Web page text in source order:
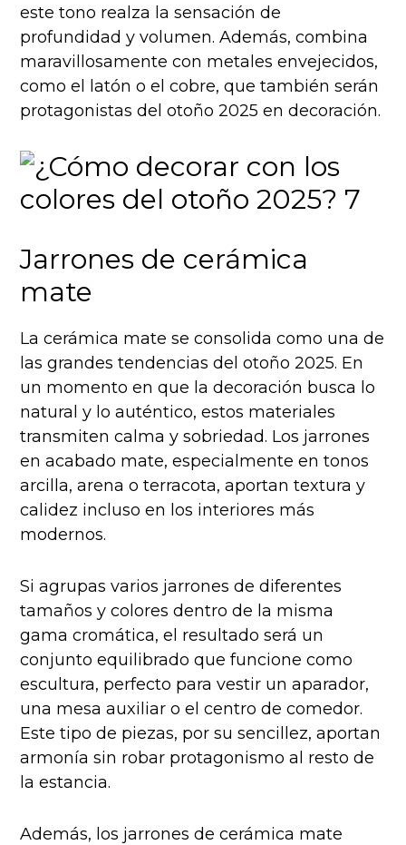
este tono realza la sensación de
profundidad y volumen. Además, combina
maravillosamente con metales envejecidos,
como el latón o el cobre, que también serán
protagonistas del otoño 2025 en decoración.
Jarrones de cerámica
mate
La cerámica mate se consolida como una de
las grandes tendencias del otoño 2025. En
un momento en que la decoración busca lo
natural y lo auténtico, estos materiales
transmiten calma y sobriedad. Los jarrones
en acabado mate, especialmente en tonos
arcilla, arena o terracota, aportan textura y
calidez incluso en los interiores más
modernos.
Si agrupas varios jarrones de diferentes
tamaños y colores dentro de la misma
gama cromática, el resultado será un
conjunto equilibrado que funcione como
escultura, perfecto para vestir un aparador,
una mesa auxiliar o el centro de comedor.
Este tipo de piezas, por su sencillez, aportan
armonía sin robar protagonismo al resto de
la estancia.
Además, los jarrones de cerámica mate